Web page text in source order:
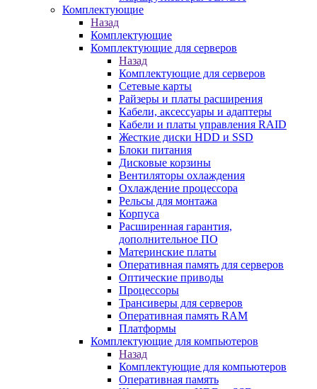
Комплектующие
Назад
Комплектующие
Комплектующие для серверов
Назад
Комплектующие для серверов
Сетевые карты
Райзеры и платы расширения
Кабели, аксессуары и адаптеры
Кабели и платы управления RAID
Жесткие диски HDD и SSD
Блоки питания
Дисковые корзины
Вентиляторы охлаждения
Охлаждение процессора
Рельсы для монтажа
Корпуса
Расширенная гарантия,
дополнительное ПО
Материнские платы
Оперативная память для серверов
Оптические приводы
Процессоры
Трансиверы для серверов
Оперативная память RAM
Платформы
Комплектующие для компьютеров
Назад
Комплектующие для компьютеров
Оперативная память